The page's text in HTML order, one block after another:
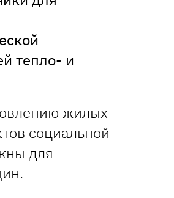
тепло- и
жилых
социальной
для